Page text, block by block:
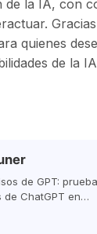
la IA, con
quienes
de la
de GPT:
de ChatGPT en